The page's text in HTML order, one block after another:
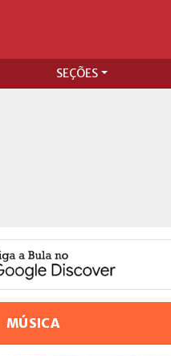
SEÇÕES
MÚSICA